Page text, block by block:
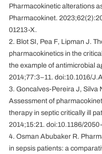
Pharmacokinetic alterations
Pharmacokinet.
01213-X.
2. Blot SI, Pea F, Lipman J.
pharmacokinetics in the
the example of antimicrobial
2014;77:3–11. doi:10.1016/
3. Goncalves-Pereira J, Silva
Assessment of
therapy in septic critically ill
2014;15:21. doi:10.1186/
4. Osman Abubaker R.
in sepsis patients: a